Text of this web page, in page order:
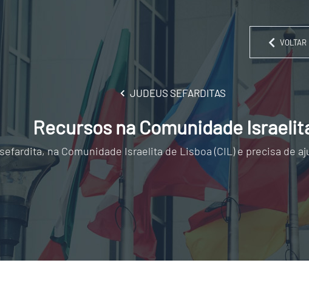
JUDEUS SEFARDITAS
Recursos na Comunidade
na Comunidade Israelita de Lisboa (CIL) e precisa de